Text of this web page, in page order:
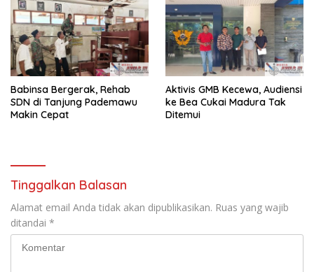
Babinsa Bergerak, Rehab
SDN di Tanjung Pademawu
Makin Cepat
Aktivis GMB Kecewa, Audiensi
ke Bea Cukai Madura Tak
Ditemui
Tinggalkan Balasan
Alamat email Anda tidak akan dipublikasikan. Ruas yang wajib
ditandai *